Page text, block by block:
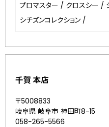
プロマスター / クロスシー /
シチズンコレクション /
千賀 本店
〒5008833
岐阜県 岐阜市 神田町8-15
058-265-5566